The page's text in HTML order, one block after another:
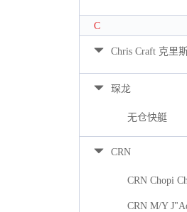
C
Chris Craft 克里
琛龙
无仓快艇
CRN
CRN Chopi
CRN M/Y